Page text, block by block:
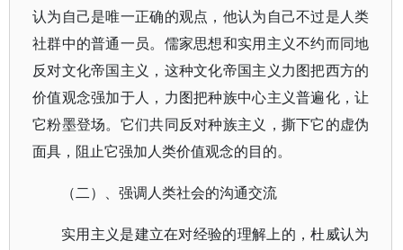
认为自己是唯一正确的观点，他认为自己不过是人类
社群中的普通一员。儒家思想和实用主义不约而同地
反对文化帝国主义，这种文化帝国主义力图把西方的
价值观念强加于人，力图把种族中心主义普遍化，让
它粉墨登场。它们共同反对种族主义，撕下它的虚伪
面具，阻止它强加人类价值观念的目的。
（二）、强调人类社会的沟通交流
实用主义是建立在对经验的理解上的，杜威认为